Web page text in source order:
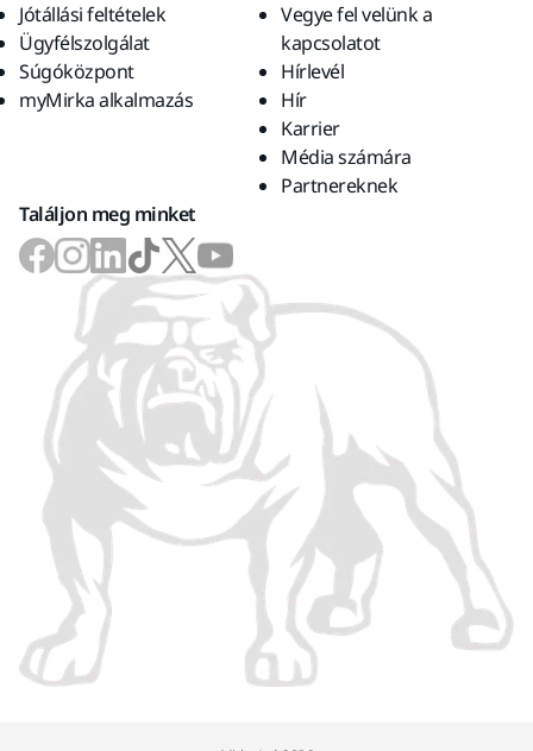
Jótállási feltételek
Ügyfélszolgálat
Súgóközpont
myMirka alkalmazás
Vegye fel velünk a
kapcsolatot
Hírlevél
Hír
Karrier
Média számára
Partnereknek
Találjon meg minket